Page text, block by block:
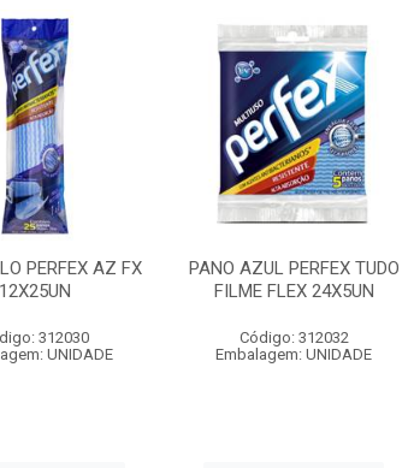
PERFEX AZ FX
12X25UN
312030
UNIDADE
PANO AZUL PERFEX TUDO
FILME FLEX 24X5UN
Código: 312032
Embalagem: UNIDADE